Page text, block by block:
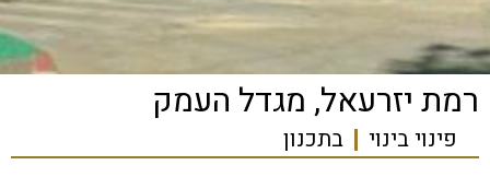
רמת יזרעאל, מגדל העמק
פינוי בינוי בתכנון